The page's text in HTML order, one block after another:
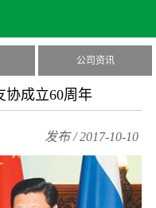
公司资讯
协成立60周年
发布 / 2017-10-10